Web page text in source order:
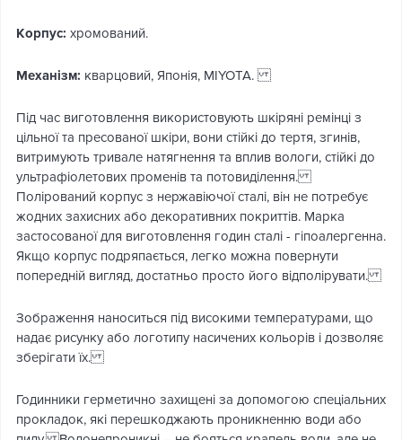
Корпус: хромований.
Механізм: кварцовий, Японія, MIYOTA.
Під час виготовлення використовують шкіряні ремінці з
цільної та пресованої шкіри, вони стійкі до тертя, згинів,
витримують тривале натягнення та вплив вологи, стійкі до
ультрафіолетових променів та потовиділення.
Полірований корпус з нержавіючої сталі, він не потребує
жодних захисних або декоративних покриттів. Марка
застосованої для виготовлення годин сталі - гіпоалергенна.
Якщо корпус подряпається, легко можна повернути
попередній вигляд, достатньо просто його відполірувати.
Зображення наноситься під високими температурами, що
надає рисунку або логотипу насичених кольорів і дозволяє
зберігати їх.
Годинники герметично захищені за допомогою спеціальних
прокладок, які перешкоджають проникненню води або